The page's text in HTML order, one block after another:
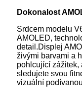
Dokonalost
Srdcem modelu
AMOLED,
detail.Displej
živými barvami a
pohlcující zážitek,
sledujete svou
vizuální